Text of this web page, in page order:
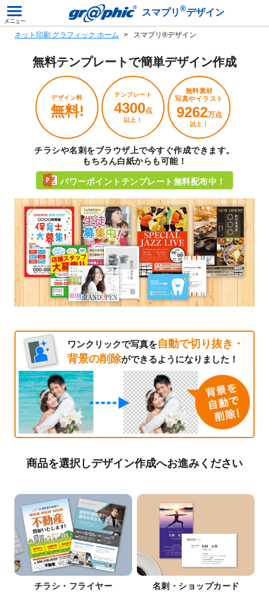
スマプリ ®デザイン
ネット印刷 グラフィック ホーム スマプリ®デザイン
無料テンプレートで簡単デザイン作成
デザイン料
無料!
テンプレート
4300点
以上！
無料素材
写真やイラスト
9262万点
以上！
チラシや名刺をブラウザ上で今すぐ作成できます。
もちろん白紙からも可能！
パワーポイントテンプレート無料配布中！
ワンクリックで写真を自動で切り抜き・
背景の削除ができるようになりました！
商品を選択しデザイン作成へお進みください
チラシ・フライヤー 名刺・ショップカード